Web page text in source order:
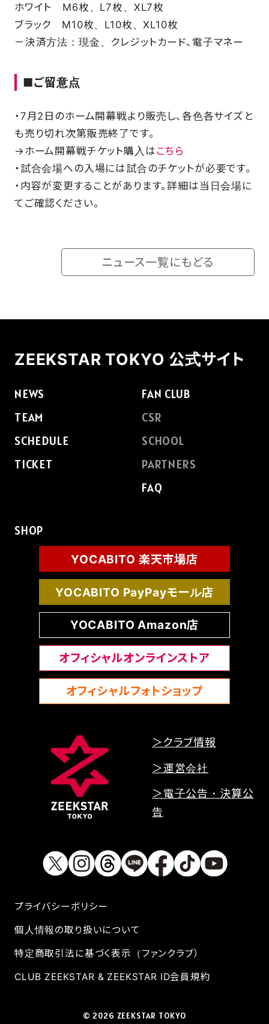
ホワイト M6枚、L7枚、XL7枚
ブラック M10枚、L10枚、XL10枚
－決済方法：現金、クレジットカード、電子マネー
■ご留意点
・7月2日のホーム開幕戦より販売し、各色各サイズと
も売り切れ次第販売終了です。
→ホーム開幕戦チケット購入は こちら
・試合会場への入場には試合のチケットが必要です。
・内容が変更することがあります。詳細は当日会場に
てご確認ください。
ニュース一覧にもどる
ZEEKSTAR TOKYO 公式サイト
NEWS
TEAM
SCHEDULE
TICKET
FAN CLUB
CSR
SCHOOL
PARTNERS
FAQ
SHOP
YOCABITO 楽天市場店
YOCABITO PayPayモール店
YOCABITO Amazon店
オフィシャルオンラインストア
オフィシャルフォトショップ
＞クラブ情報
＞運営会社
＞電子公告・決算公
告
プライバシーボリシー
個人情報の取り扱いについて
特定商取引法に基づく表示（ファンクラブ）
CLUB ZEEKSTAR & ZEEKSTAR ID会員規約
© 2026 ZEEKSTAR TOKYO